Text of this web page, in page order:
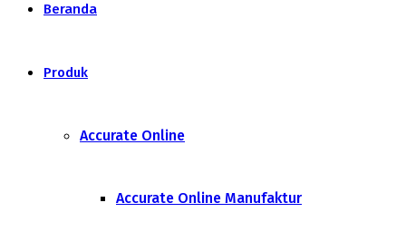
Beranda
Produk
Accurate Online
Accurate Online Manufaktur